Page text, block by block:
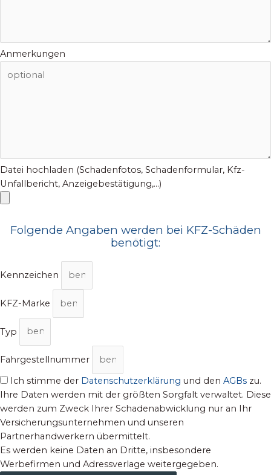
Anmerkungen
Datei hochladen (Schadenfotos, Schadenformular, Kfz-
Unfallbericht, Anzeigebestätigung,...)
Folgende Angaben werden bei KFZ-Schäden
benötigt:
Kennzeichen
KFZ-Marke
Typ
Fahrgestellnummer
Ich stimme der Datenschutzerklärung und den AGBs zu.
Ihre Daten werden mit der größten Sorgfalt verwaltet. Diese
werden zum Zweck Ihrer Schadenabwicklung nur an Ihr
Versicherungsunternehmen und unseren
Partnerhandwerkern übermittelt.
Es werden keine Daten an Dritte, insbesondere
Werbefirmen und Adressverlage weitergegeben.